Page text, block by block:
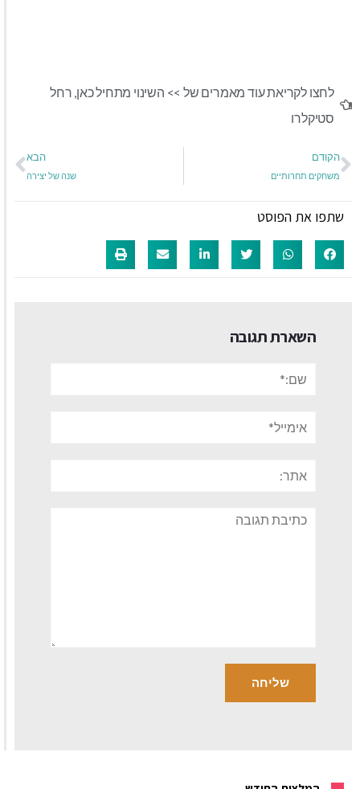
לחצו לקריאת עוד מאמרים של >> השינוי מתחיל כאן, רחל
סטיקלרו
הקודם
משחקים תחרותיים
הבא
שנה של יצירה
שתפו את הפוסט
השארת תגובה
תגובה